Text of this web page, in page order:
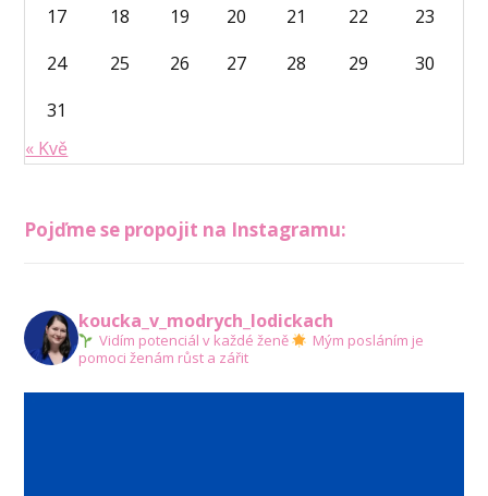
17 18 19 20 21 22
23
24
25 26 27 28 29
30
31
« Kvě
Pojďme se propojit na Instagramu:
koucka_v_modrych_lodickach
Vidím potenciál v každé ženě
Mým posláním je
pomoci ženám růst a zářit